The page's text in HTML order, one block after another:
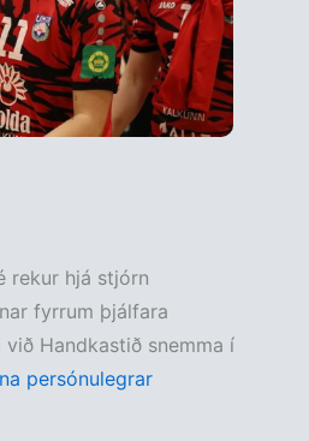
rekur hjá stjórn
fyrrum þjálfara
Handkastið snemma í
persónulegrar